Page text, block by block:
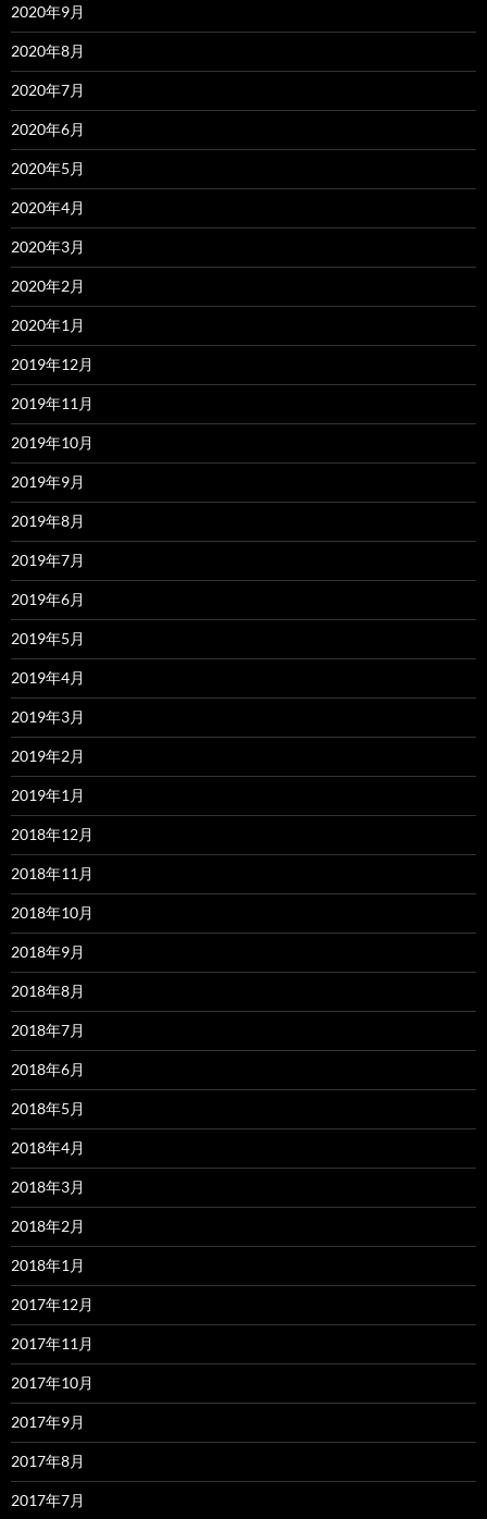
2020年9月
2020年8月
2020年7月
2020年6月
2020年5月
2020年4月
2020年3月
2020年2月
2020年1月
2019年12月
2019年11月
2019年10月
2019年9月
2019年8月
2019年7月
2019年6月
2019年5月
2019年4月
2019年3月
2019年2月
2019年1月
2018年12月
2018年11月
2018年10月
2018年9月
2018年8月
2018年7月
2018年6月
2018年5月
2018年4月
2018年3月
2018年2月
2018年1月
2017年12月
2017年11月
2017年10月
2017年9月
2017年8月
2017年7月